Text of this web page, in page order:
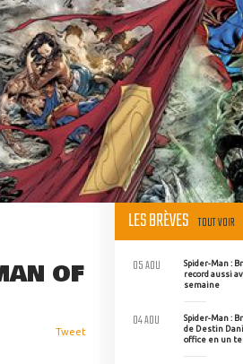
OF
Tweet
LES BRÈVES TOUT VOIR
Spider-Man :
record aussi
semaine
05 AOU
Spider-Man :
de Destin
office en un
04 AOU